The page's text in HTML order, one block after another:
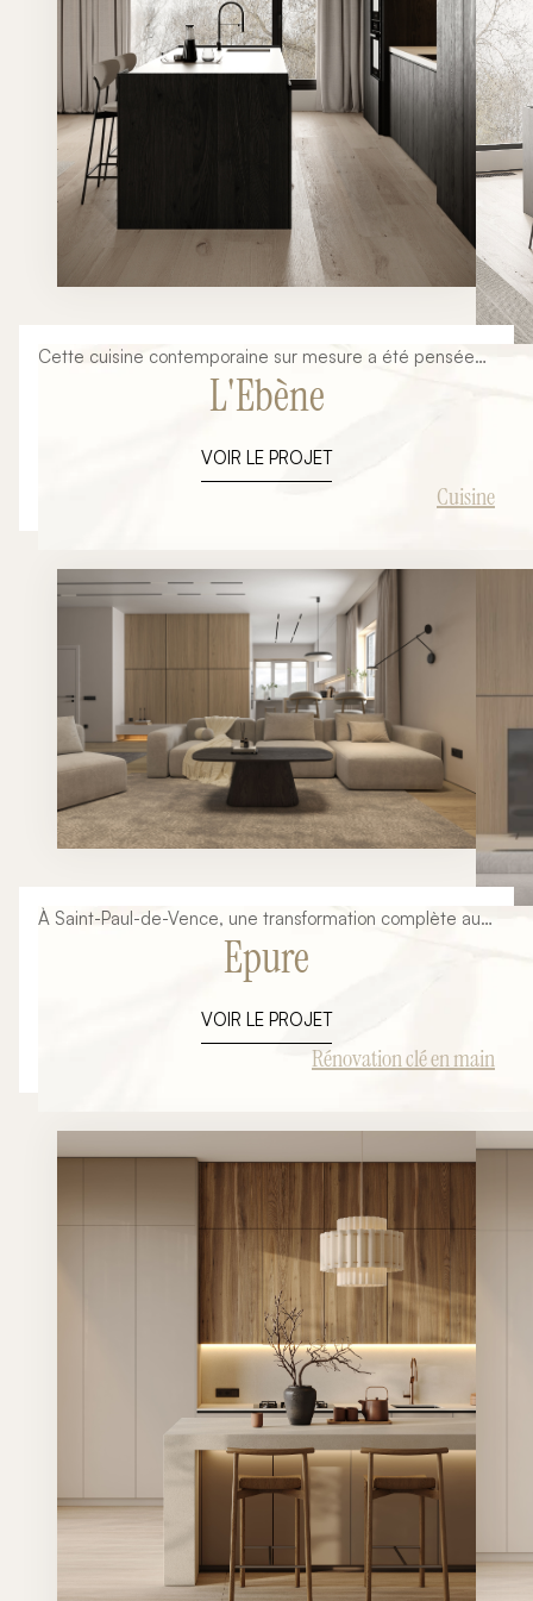
Cette cuisine contemporaine sur mesure a été pensée
dans une approche minimaliste et architecturale mêlant
lignes épurées, matériaux nobles et ambiance
élégant et fonctionnel parfaitement intégré à
l’architecture intérieure du lieu tout en mettant en valeur
d’un îlot central, cette cuisine devient un véritable
espace de vie ouvert et convivial.
L'Ebène
VOIR LE PROJET
Cuisine
À Saint-Paul-de-Vence, une transformation complète au
service d’un lieu de vie élégant
Epure
VOIR LE PROJET
Rénovation clé en main